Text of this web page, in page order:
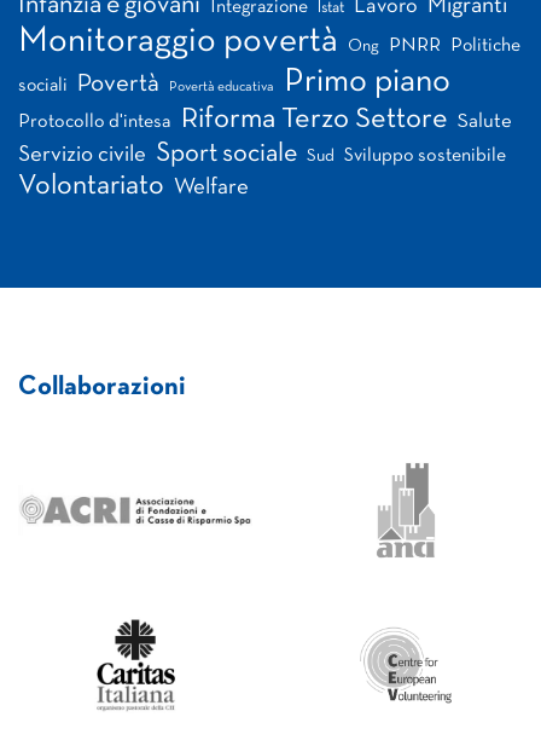
Infanzia e giovani Integrazione Istat Lavoro Migranti
Monitoraggio povertà Ong PNRR Politiche
sociali Povertà Povertà educativa Primo piano
Protocollo d'intesa Riforma Terzo Settore Salute
Servizio civile Sport sociale Sud Sviluppo sostenibile
Volontariato Welfare
Collaborazioni